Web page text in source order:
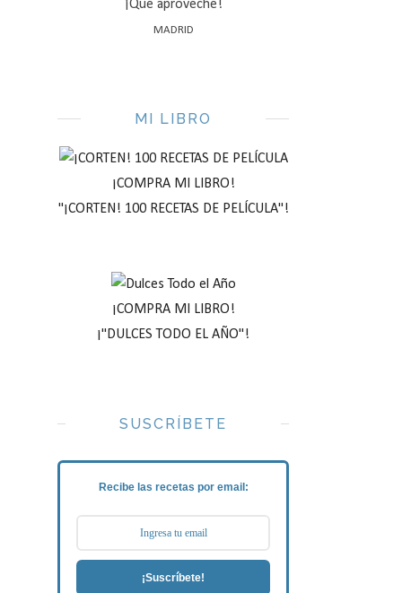
¡Que aproveche!
MADRID
MI LIBRO
¡COMPRA MI LIBRO!
"¡CORTEN! 100 RECETAS DE PELÍCULA"!
¡COMPRA MI LIBRO!
¡"DULCES TODO EL AÑO"!
SUSCRÍBETE
Recibe las recetas por email:
¡Suscríbete!